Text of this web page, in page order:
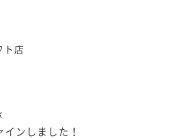
ト店
ンしました！